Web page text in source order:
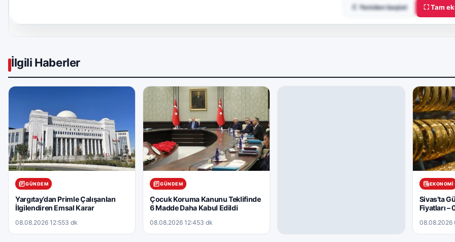
↻ Yeniden başlat ⛶ Tam
İlgili Haberler
GÜNDEM
Yargıtay’dan Primle Çalışanları
İlgilendiren Emsal Karar
08.08.2026 12:553 dk
GÜNDEM
Çocuk Koruma Kanunu Teklifinde
6 Madde Daha Kabul Edildi
08.08.2026 12:453 dk
EKONOMI
Sivas’ta
Fiyatları
08.08.2026